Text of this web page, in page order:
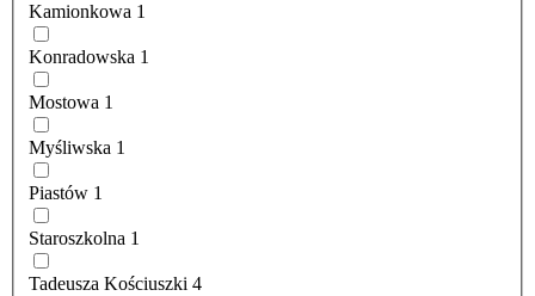
Kamionkowa 1
Konradowska 1
Mostowa 1
Myśliwska 1
Piastów 1
Staroszkolna 1
Tadeusza Kościuszki 4